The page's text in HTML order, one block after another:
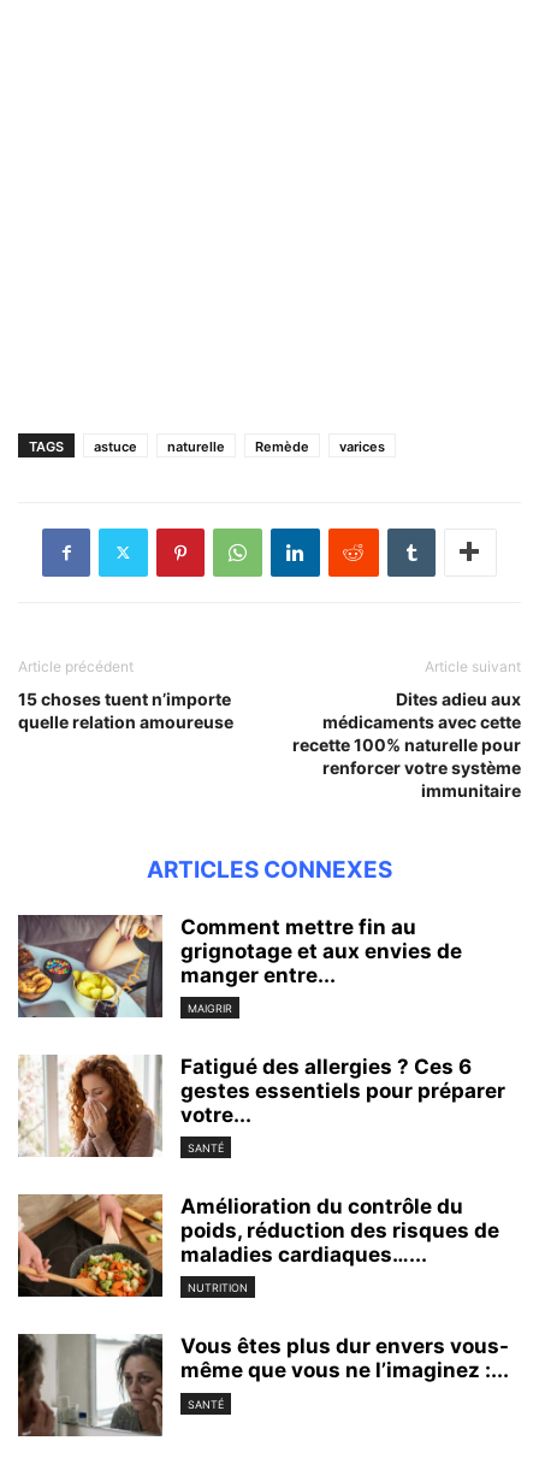
TAGS astuce naturelle Remède varices
Article précédent
15 choses tuent n’importe
quelle relation amoureuse
Article suivant
Dites adieu aux
médicaments avec cette
recette 100% naturelle pour
renforcer votre système
immunitaire
ARTICLES CONNEXES
Comment mettre fin au
grignotage et aux envies de
manger entre...
MAIGRIR
Fatigué des allergies ? Ces 6
gestes essentiels pour préparer
votre...
SANTÉ
Amélioration du contrôle du
poids, réduction des risques de
maladies cardiaques…...
NUTRITION
Vous êtes plus dur envers vous-
même que vous ne l’imaginez :...
SANTÉ